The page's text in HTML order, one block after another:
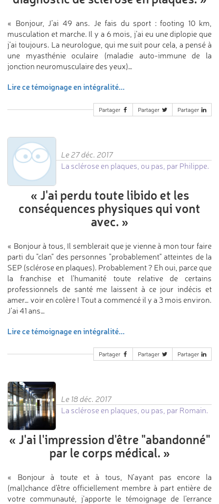
« Bonjour, J’ai 49 ans. Je fais du sport : footing 10 km,
musculation et marche. Il y a 6 mois, j’ai eu une diplopie que
j’ai toujours. La neurologue, qui me suit pour cela, a pensé à
une myasthénie oculaire (maladie auto-immune de la
jonction neuromusculaire des yeux)…
Lire ce témoignage en intégralité...
Partager Partager Partager
Le 27 déc. 2017
La sclérose en plaques, ou pas, par Philippe.
« J'ai perdu toute libido et les
conséquences physiques qui vont
avec. »
« Bonjour à tous, Il semblerait que je vienne à mon tour faire
parti du "clan" des personnes "probablement" atteintes de la
SEP (sclérose en plaques). Probablement ? Eh oui, parce que
la franchise et l'humanité toute relative de certains
professionnels de santé me laissent à ce jour indécis et
amer… voir en colère ! Tout a commencé il y a 3 mois environ.
J'ai 41 ans…
Lire ce témoignage en intégralité...
Partager Partager Partager
Le 18 déc. 2017
La sclérose en plaques, ou pas, par Romain.
« J'ai l'impression d'être "abandonné"
par le corps médical. »
« Bonjour à toute et à tous, N'ayant pas encore la
(mal)chance d'être officiellement membre à part entière de
votre communauté, j'apporte le témoignage de l'errance